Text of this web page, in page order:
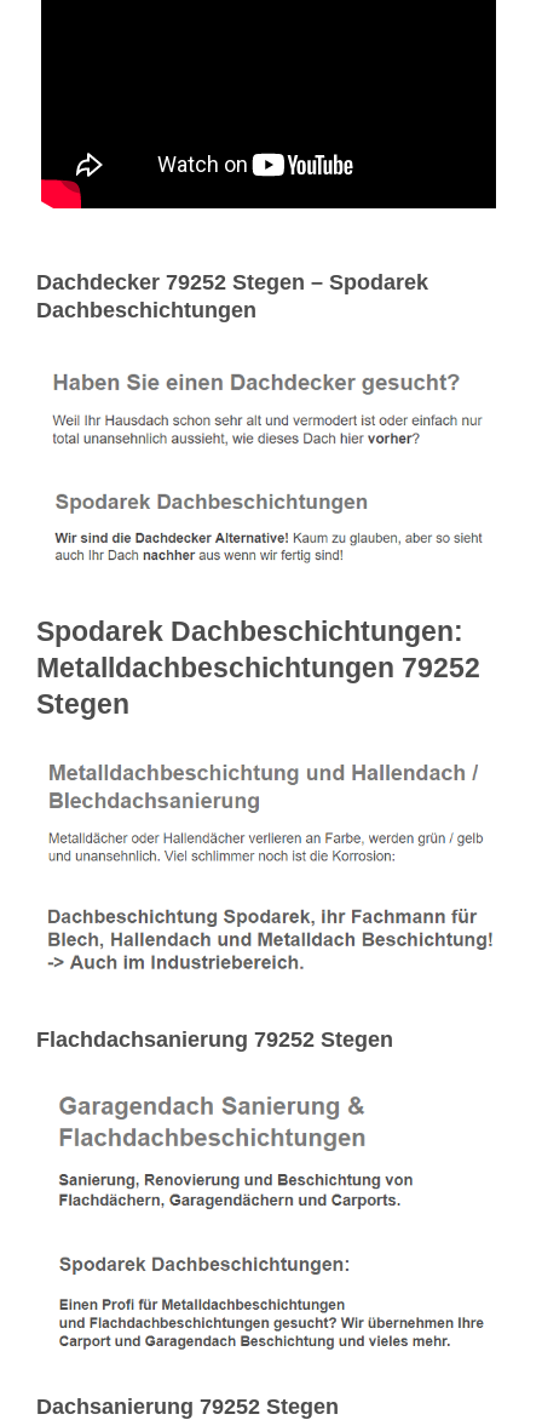
Dachdecker 79252 Stegen – Spodarek
Dachbeschichtungen
Spodarek Dachbeschichtungen:
Metalldachbeschichtungen 79252
Stegen
Flachdachsanierung 79252 Stegen
Dachsanierung 79252 Stegen